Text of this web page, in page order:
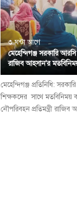
৩ ঘন্টা আগে
মেহেন্দিগঞ্জ সরকারি
রাজিব আহসান'র
মেহেন্দিগঞ্জ প্রতিনিধি:
শিক্ষকদের সাথে মতবিনিময়
নৌপরিবহন প্রতিমন্ত্রী